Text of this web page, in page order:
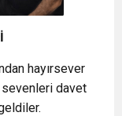
hayırsever
sevenleri davet